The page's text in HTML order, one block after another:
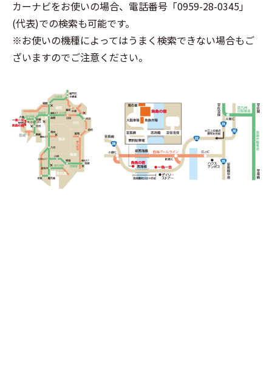
カーナビをお使いの場合、電話番号「0959-28-0345」
(代表)での検索も可能です。
※お使いの機種によってはうまく検索できない場合もご
ざいますのでご注意ください。